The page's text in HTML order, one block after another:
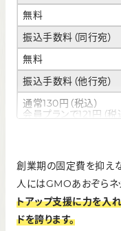
無料
振込手数料（同行宛）
無料
振込手数料（他行宛）
通常130円（税込）
会員プランで121円（税
110円（税込）
インターネットバンキ
無料
初期費用（口座開設時）
創業期の固定費を抑え
人にはGMOあおぞらネ
トアップ支援に力を入
ドを誇ります。